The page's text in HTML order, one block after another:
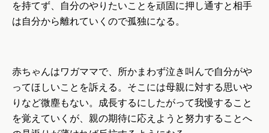
を持てず、自分のやりたいことを頑固に押し通すと相手
は自分から離れていくので孤独になる。
赤ちゃんはワガママで、所かまわず泣き叫んで自分がや
ってほしいことを訴える。そこには母親に対する思いや
りなど微塵もない。成長するにしたがって我慢すること
を覚えていくが、親の期待に応えようと努力することへ